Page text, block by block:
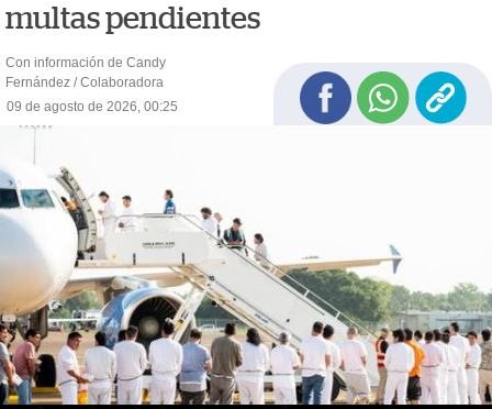
multas pendientes
Con información de Candy
Fernández / Colaboradora
09 de agosto de 2026, 00:25